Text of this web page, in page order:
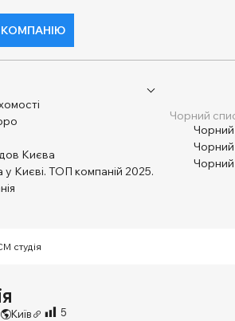
Києва
у Києві. ТОП компаній 2025.
Чорний
Чорний
Чорний
Чорний
студія
Київ 5